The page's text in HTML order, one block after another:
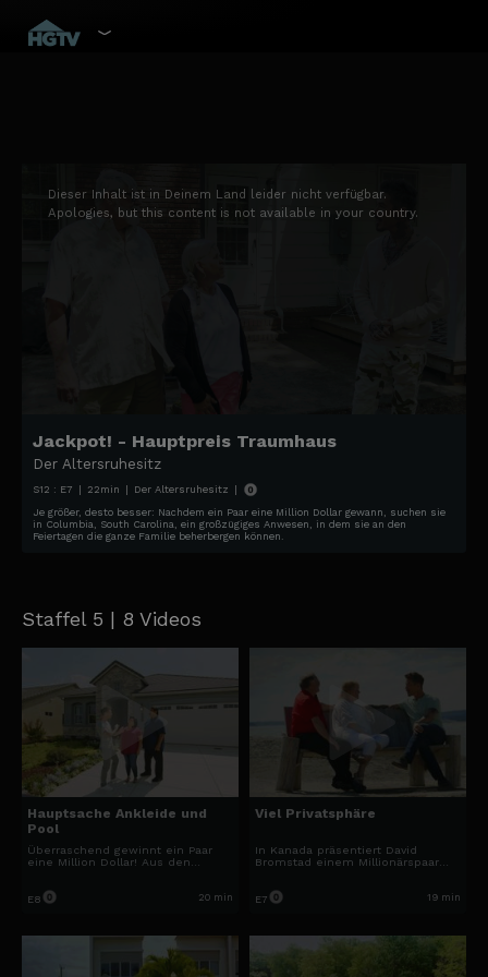
modal
window.
Dieser Inhalt ist in Deinem Land leider nicht verfügbar.
Apologies, but this content is not available in your country.
Jackpot! - Hauptpreis Traumhaus
Der Altersruhesitz
S12 : E7 | 22min | Der Altersruhesitz
|
Je größer, desto besser: Nachdem ein Paar eine Million Dollar gewann, suchen sie
in Columbia, South Carolina, ein großzügiges Anwesen, in dem sie an den
Feiertagen die ganze Familie beherbergen können.
Staffel 5 | 8 Videos
Hauptsache Ankleide und
Pool
Überraschend gewinnt ein Paar
eine Million Dollar! Aus den
Besitzer in Kalifornien werden.
E8 20 min
Viel Privatsphäre
In Kanada präsentiert David
Bromstad einem Millionärspaar
für die beiden wahr!
E7 19 min